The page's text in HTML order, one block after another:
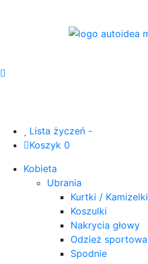
Lista życzeń -
Koszyk 0
Kobieta
Ubrania
Kurtki / Kamizelki
Koszulki
Nakrycia głowy
Odzież sportowa
Spodnie